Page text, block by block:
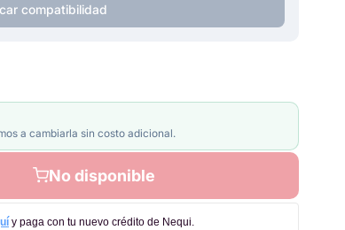
compatibilidad
a cambiarla sin costo adicional.
No disponible
y paga con tu nuevo crédito de Nequi.